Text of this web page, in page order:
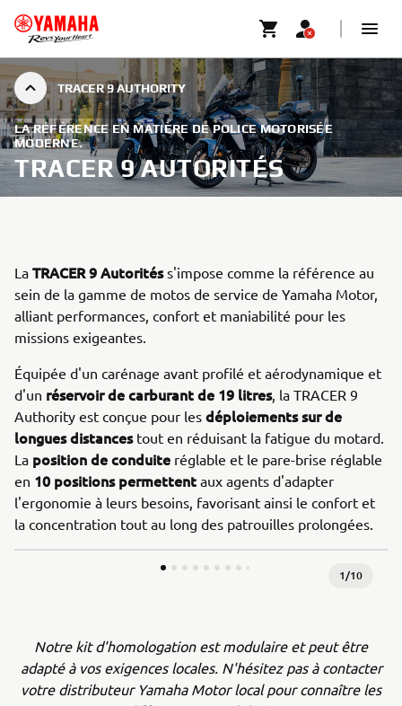
TRACER 9 AUTHORITY
LA RÉFÉRENCE EN MATIÈRE DE POLICE MOTORISÉE
MODERNE.
TRACER 9 AUTORITÉS
La TRACER 9 Autoritéss'impose comme la référence au
sein de la gamme de motos de service de Yamaha Motor,
alliant performances, confort et maniabilité pour les
missions exigeantes.
Équipée d'un carénage avant profilé et aérodynamique et
d'un réservoir de carburant de 19 litres, la TRACER 9
Authority est conçue pour les déploiements sur de
longues distancestout en réduisant la fatigue du motard.
La position de conduite réglable et le pare-brise réglable
en 10 positions permettent aux agents d'adapter
l'ergonomie à leurs besoins, favorisant ainsi le confort et
la concentration tout au long des patrouilles prolongées.
1/10
Notre kit d'homologation est modulaire et peut être
adapté à vos exigences locales. N'hésitez pas à contacter
votre distributeur Yamaha Motor local pour connaître les